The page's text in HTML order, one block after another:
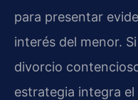
para presentar
interés del menor.
divorcio
estrategia integra